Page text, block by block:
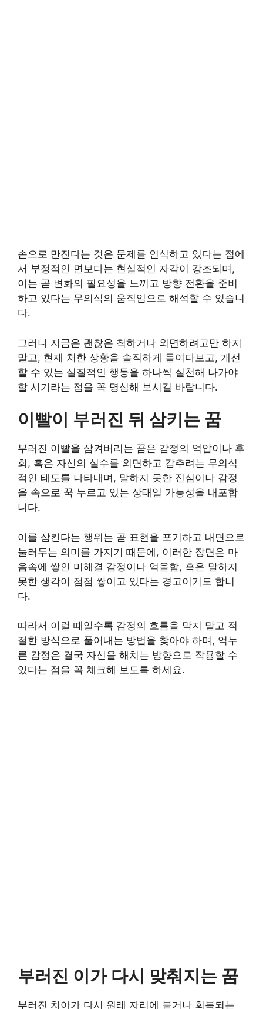
손으로 만진다는 것은 문제를 인식하고 있다는 점에
서 부정적인 면보다는 현실적인 자각이 강조되며,
이는 곧 변화의 필요성을 느끼고 방향 전환을 준비
하고 있다는 무의식의 움직임으로 해석할 수 있습니
다.
그러니 지금은 괜찮은 척하거나 외면하려고만 하지
말고, 현재 처한 상황을 솔직하게 들여다보고, 개선
할 수 있는 실질적인 행동을 하나씩 실천해 나가야
할 시기라는 점을 꼭 명심해 보시길 바랍니다.
이빨이 부러진 뒤 삼키는 꿈
부러진 이빨을 삼켜버리는 꿈은 감정의 억압이나 후
회, 혹은 자신의 실수를 외면하고 감추려는 무의식
적인 태도를 나타내며, 말하지 못한 진심이나 감정
을 속으로 꾹 누르고 있는 상태일 가능성을 내포합
니다.
이를 삼킨다는 행위는 곧 표현을 포기하고 내면으로
눌러두는 의미를 가지기 때문에, 이러한 장면은 마
음속에 쌓인 미해결 감정이나 억울함, 혹은 말하지
못한 생각이 점점 쌓이고 있다는 경고이기도 합니
다.
따라서 이럴 때일수록 감정의 흐름을 막지 말고 적
절한 방식으로 풀어내는 방법을 찾아야 하며, 억누
른 감정은 결국 자신을 해치는 방향으로 작용할 수
있다는 점을 꼭 체크해 보도록 하세요.
부러진 이가 다시 맞춰지는 꿈
부러진 치아가 다시 원래 자리에 붙거나 회복되는